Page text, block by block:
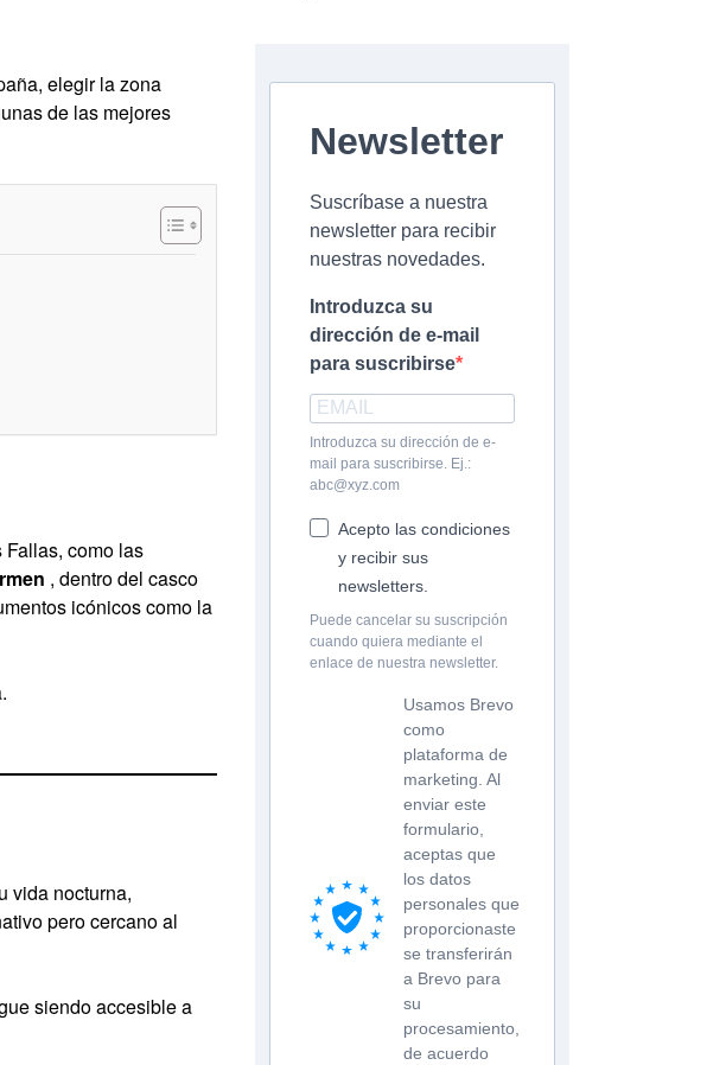
elegir la zona
de las mejores
como las
, dentro del casco
icónicos como la
vida nocturna,
pero cercano al
siendo accesible a
Newsletter
Suscríbase a nuestra
newsletter para recibir
nuestras novedades.
Introduzca su
dirección de e-mail
para suscribirse
Introduzca su dirección de e-
mail para suscribirse. Ej.:
abc@xyz.com
Acepto las condiciones
y recibir sus
newsletters.
Puede cancelar su suscripción
cuando quiera mediante el
enlace de nuestra newsletter.
Usamos Brevo
como
plataforma de
marketing. Al
enviar este
formulario,
aceptas que
los datos
personales que
proporcionaste
se transferirán
a Brevo para
su
procesamiento,
de acuerdo